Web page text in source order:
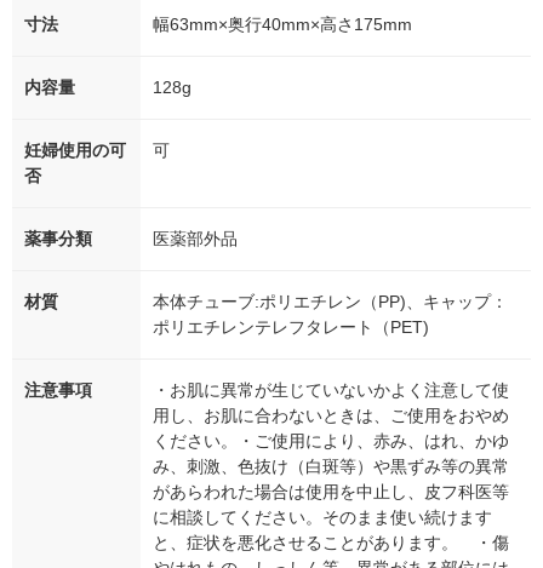
寸法 幅63mm×奥行40mm×高さ175mm
内容量 128g
妊婦使用の可
否
可
薬事分類 医薬部外品
材質
本体チューブ:ポリエチレン（PP)、キャップ：
ポリエチレンテレフタレート（PET)
注意事項
・お肌に異常が生じていないかよく注意して使
用し、お肌に合わないときは、ご使用をおやめ
ください。・ご使用により、赤み、はれ、かゆ
み、刺激、色抜け（白斑等）や黒ずみ等の異常
があらわれた場合は使用を中止し、皮フ科医等
に相談してください。そのまま使い続けます
と、症状を悪化させることがあります。 ・傷